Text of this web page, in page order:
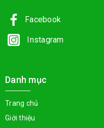
Facebook
Instagram
Danh mục
Trang chủ
Giới thiệu